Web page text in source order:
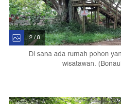
2 / 8
Di sana ada rumah pohon
wisatawan.